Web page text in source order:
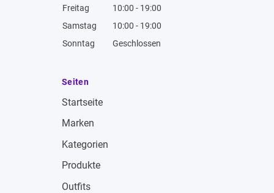
Freitag
10:00 - 19:00
Samstag
10:00 - 19:00
Sonntag
Geschlossen
Seiten
Startseite
Marken
Kategorien
Produkte
Outfits